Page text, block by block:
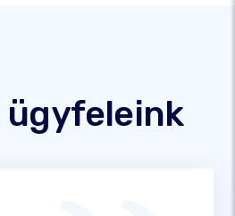
ügyfeleink